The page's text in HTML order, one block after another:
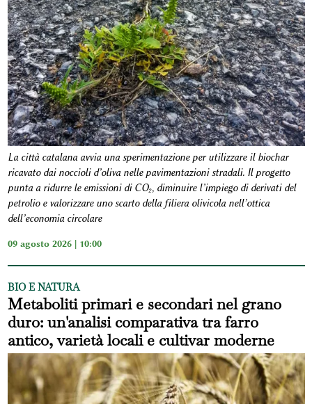
La città catalana avvia una sperimentazione per utilizzare il biochar
ricavato dai noccioli d’oliva nelle pavimentazioni stradali. Il progetto
punta a ridurre le emissioni di CO₂, diminuire l’impiego di derivati del
petrolio e valorizzare uno scarto della filiera olivicola nell’ottica
dell’economia circolare
09 agosto 2026 | 10:00
BIO E NATURA
Metaboliti primari e secondari nel grano
duro: un'analisi comparativa tra farro
antico, varietà locali e cultivar moderne